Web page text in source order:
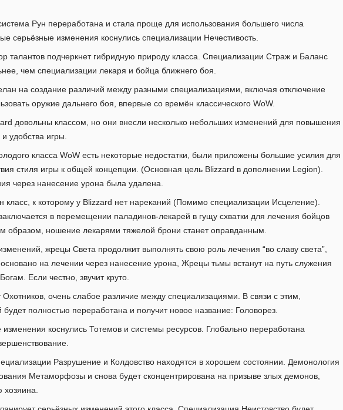
Рун переработана и стала проще для использования большего числа
серьёзные изменения коснулись специализации Нечестивость.
талантов подчеркнет гибридную природу класса. Специализации Страж и Баланс
чем специализации лекаря и бойца ближнего боя.
на создание различий между разными специализациями, включая отключение
оружие дальнего боя, впервые со времён классического WoW.
довольны классом, но они внесли несколько небольших изменений для повышения
удобства игры.
класса WoW есть некоторые недостатки, были приложены большие усилия для
стиля игры к общей концепции. (Основная цель Blizzard в дополнении Legion).
через нанесение урона была удалена.
класс, к которому у Blizzard нет нареканий (Помимо специализации Исцеление).
в перемещении паладинов-лекарей в гущу схватки для лечения бойцов
образом, ношение лекарями тяжелой брони станет оправданным.
жрецы Света продолжит выполнять свою роль лечения “во славу света”,
на лечении через нанесение урона, Жрецы тьмы встанут на путь служения
Если честно, звучит круто.
Охотников, очень слабое различие между специализациями. В связи с этим,
полностью переработана и получит новое название: Головорез.
коснулись Тотемов и системы ресурсов. Глобально переработана
Разрушение и Колдовство находятся в хорошем состоянии. Демонология
Метаморфозы и снова будет сконцентрирована на призыве злых демонов,